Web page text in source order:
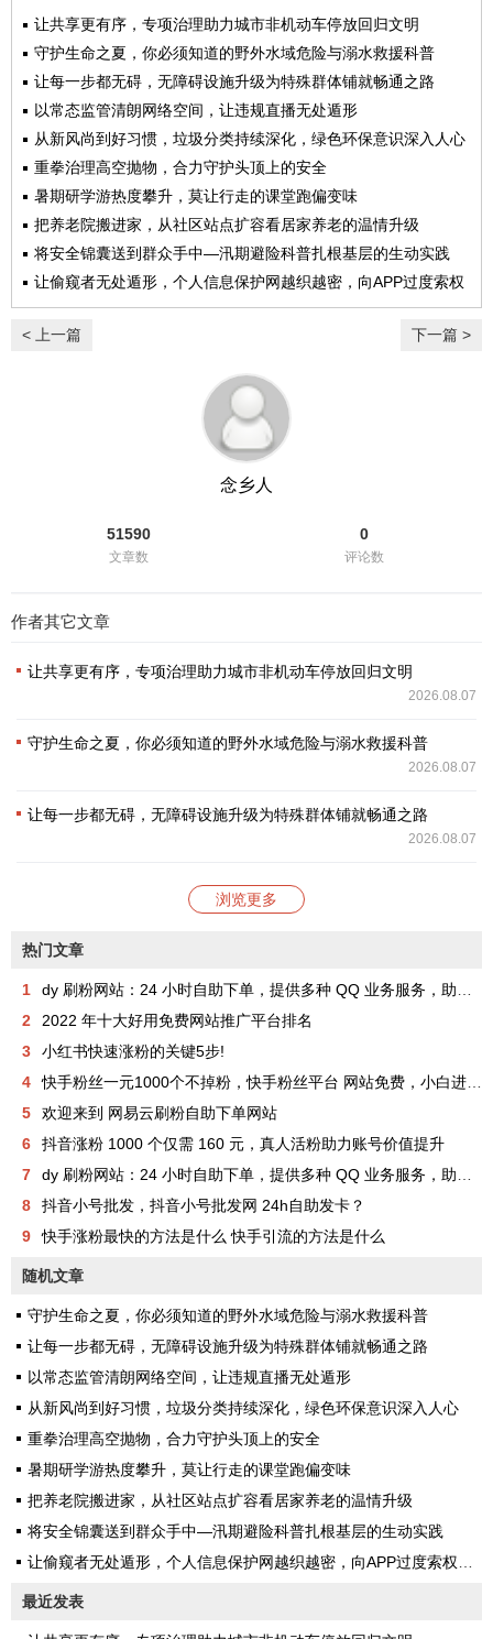
让共享更有序，专项治理助力城市非机动车停放回归文明
守护生命之夏，你必须知道的野外水域危险与溺水救援科普
让每一步都无碍，无障碍设施升级为特殊群体铺就畅通之路
以常态监管清朗网络空间，让违规直播无处遁形
从新风尚到好习惯，垃圾分类持续深化，绿色环保意识深入人心
重拳治理高空抛物，合力守护头顶上的安全
暑期研学游热度攀升，莫让行走的课堂跑偏变味
把养老院搬进家，从社区站点扩容看居家养老的温情升级
将安全锦囊送到群众手中—汛期避险科普扎根基层的生动实践
让偷窥者无处遁形，个人信息保护网越织越密，向APP过度索权
说不
< 上一篇
下一篇 >
念乡人
51590
文章数
0
评论数
作者其它文章
让共享更有序，专项治理助力城市非机动车停放回归文明
2026.08.07
守护生命之夏，你必须知道的野外水域危险与溺水救援科普
2026.08.07
让每一步都无碍，无障碍设施升级为特殊群体铺就畅通之路
2026.08.07
浏览更多
热门文章
1
dy 刷粉网站：24 小时自助下单，提供多种 QQ 业务服务，助你成为网红
2
2022 年十大好用免费网站推广平台排名
3
小红书快速涨粉的关键5步!
4
快手粉丝一元1000个不掉粉，快手粉丝平台 网站免费，小白进来看看，教你如何快速涨粉1000，其实很简单！
5
欢迎来到 网易云刷粉自助下单网站
6
抖音涨粉 1000 个仅需 160 元，真人活粉助力账号价值提升
7
dy 刷粉网站：24 小时自助下单，提供多种 QQ 业务服务，助你成为网红
8
抖音小号批发，抖音小号批发网 24h自助发卡？
9
快手涨粉最快的方法是什么 快手引流的方法是什么
随机文章
守护生命之夏，你必须知道的野外水域危险与溺水救援科普
让每一步都无碍，无障碍设施升级为特殊群体铺就畅通之路
以常态监管清朗网络空间，让违规直播无处遁形
从新风尚到好习惯，垃圾分类持续深化，绿色环保意识深入人心
重拳治理高空抛物，合力守护头顶上的安全
暑期研学游热度攀升，莫让行走的课堂跑偏变味
把养老院搬进家，从社区站点扩容看居家养老的温情升级
将安全锦囊送到群众手中—汛期避险科普扎根基层的生动实践
让偷窥者无处遁形，个人信息保护网越织越密，向APP过度索权说不
最近发表